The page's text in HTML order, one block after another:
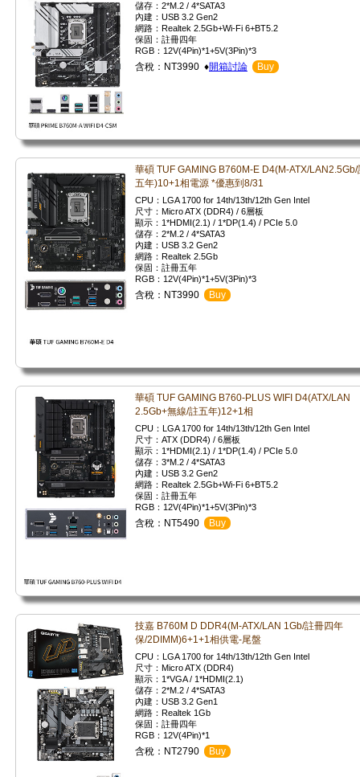
儲存：2*M.2 / 4*SATA3
內建：USB 3.2 Gen2
網路：Realtek 2.5Gb+Wi-Fi 6+BT5.2
保固：註冊四年
RGB：12V(4Pin)*1+5V(3Pin)*3
含稅：NT3990 ♦開箱討論 Buy
華碩 TUF GAMING B760M-E D4(M-ATX/LAN2.5Gb/
五年)10+1相電源 *優惠到8/31
CPU：LGA 1700 for 14th/13th/12th Gen Intel
尺寸：Micro ATX (DDR4) / 6層板
顯示：1*HDMI(2.1) / 1*DP(1.4) / PCIe 5.0
儲存：2*M.2 / 4*SATA3
內建：USB 3.2 Gen2
網路：Realtek 2.5Gb
保固：註冊五年
RGB：12V(4Pin)*1+5V(3Pin)*3
含稅：NT3990 Buy
華碩 TUF GAMING B760-PLUS WIFI D4(ATX/LAN
2.5Gb+無線/註五年)12+1相
CPU：LGA 1700 for 14th/13th/12th Gen Intel
尺寸：ATX (DDR4) / 6層板
顯示：1*HDMI(2.1) / 1*DP(1.4) / PCIe 5.0
儲存：3*M.2 / 4*SATA3
內建：USB 3.2 Gen2
網路：Realtek 2.5Gb+Wi-Fi 6+BT5.2
保固：註冊五年
RGB：12V(4Pin)*1+5V(3Pin)*3
含稅：NT5490 Buy
技嘉 B760M D DDR4(M-ATX/LAN 1Gb/註冊四年
保/2DIMM)6+1+1相供電-尾盤
CPU：LGA 1700 for 14th/13th/12th Gen Intel
尺寸：Micro ATX (DDR4)
顯示：1*VGA / 1*HDMI(2.1)
儲存：2*M.2 / 4*SATA3
內建：USB 3.2 Gen1
網路：Realtek 1Gb
保固：註冊四年
RGB：12V(4Pin)*1
含稅：NT2790 Buy